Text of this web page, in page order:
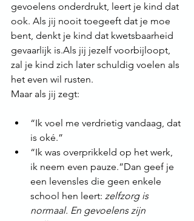
gevoelens onderdrukt, leert je kind dat
ook. Als jij nooit toegeeft dat je moe
bent, denkt je kind dat kwetsbaarheid
gevaarlijk is.Als jij jezelf voorbijloopt,
zal je kind zich later schuldig voelen als
het even wil rusten.
Maar als jij zegt:
“Ik voel me verdrietig vandaag, dat
is oké.”
“Ik was overprikkeld op het werk,
ik neem even pauze.”Dan geef je
een levensles die geen enkele
school hen leert: zelfzorg is
normaal. En gevoelens zijn